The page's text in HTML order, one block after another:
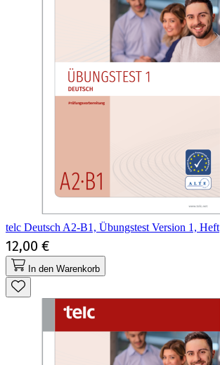
telc Deutsch A2-B1, Übungstest Version 1, Heft
12,00 €
In den Warenkorb